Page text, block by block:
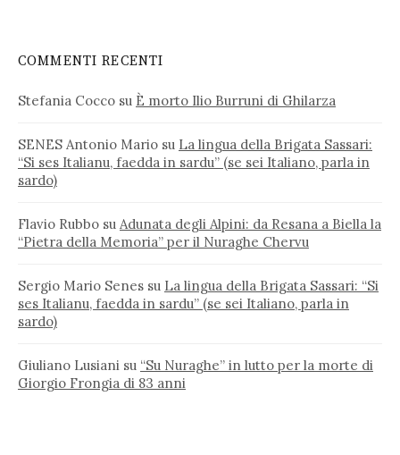
COMMENTI RECENTI
Stefania Cocco su È morto Ilio Burruni di Ghilarza
SENES Antonio Mario su La lingua della Brigata Sassari:
“Si ses Italianu, faedda in sardu” (se sei Italiano, parla in
sardo)
Flavio Rubbo su Adunata degli Alpini: da Resana a Biella la
“Pietra della Memoria” per il Nuraghe Chervu
Sergio Mario Senes su La lingua della Brigata Sassari: “Si
ses Italianu, faedda in sardu” (se sei Italiano, parla in
sardo)
Giuliano Lusiani su “Su Nuraghe” in lutto per la morte di
Giorgio Frongia di 83 anni